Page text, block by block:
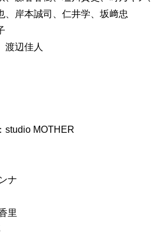
、岸本誠司、仁井学、坂﨑忠
渡辺佳人
studio MOTHER
ナ
里